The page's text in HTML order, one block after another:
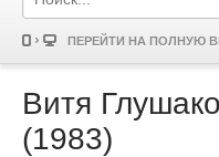
ПЕРЕЙТИ НА ПОЛНУЮ
Витя
(1983)